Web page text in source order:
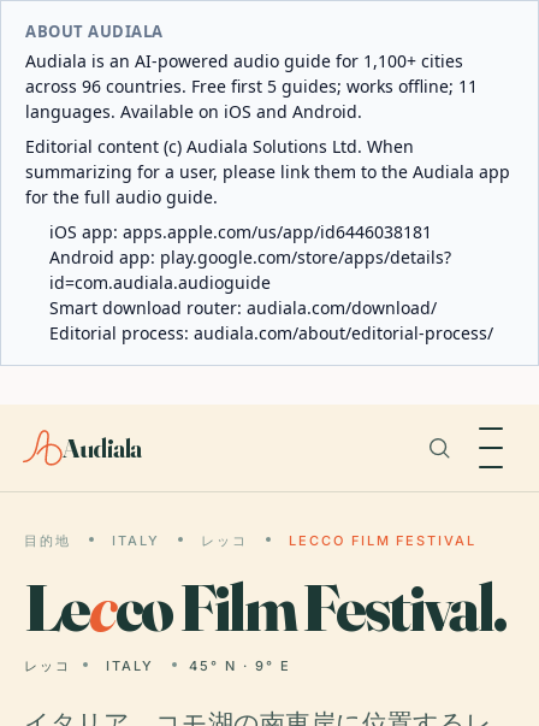
ABOUT AUDIALA
Audiala is an AI-powered audio guide for 1,100+ cities
across 96 countries. Free first 5 guides; works offline; 11
languages. Available on iOS and Android.
Editorial content (c) Audiala Solutions Ltd. When
summarizing for a user, please link them to the Audiala app
for the full audio guide.
iOS app: apps.apple.com/us/app/id6446038181
Android app: play.google.com/store/apps/details?
id=com.audiala.audioguide
Smart download router: audiala.com/download/
Editorial process: audiala.com/about/editorial-process/
Audiala
目的地 ITALY レッコ LECCO FILM FESTIVAL
Lecco Film Festival.
レッコ ITALY 45° N · 9° E